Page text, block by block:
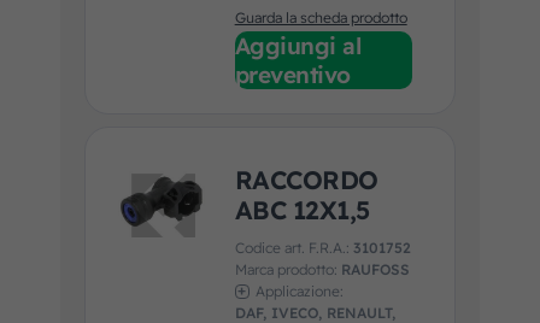
Guarda la scheda prodotto
Aggiungi al
preventivo
RACCORDO
ABC 12X1,5
Codice art. F.R.A.: 3101752
Marca prodotto: RAUFOSS
Applicazione:
DAF, IVECO, RENAULT,